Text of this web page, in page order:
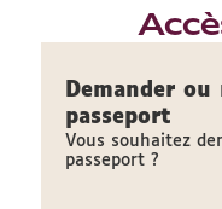
Demander
passeport
Vous souhaitez
passeport ?